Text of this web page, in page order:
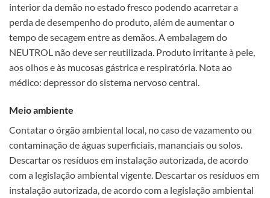
interior da demão no estado fresco podendo acarretar a
perda de desempenho do produto, além de aumentar o
tempo de secagem entre as demãos. A embalagem do
NEUTROL não deve ser reutilizada. Produto irritante à pele,
aos olhos e às mucosas gástrica e respiratória. Nota ao
médico: depressor do sistema nervoso central.
Meio ambiente
Contatar o órgão ambiental local, no caso de vazamento ou
contaminação de águas superficiais, mananciais ou solos.
Descartar os resíduos em instalação autorizada, de acordo
com a legislação ambiental vigente. Descartar os resíduos em
instalação autorizada, de acordo com a legislação ambiental